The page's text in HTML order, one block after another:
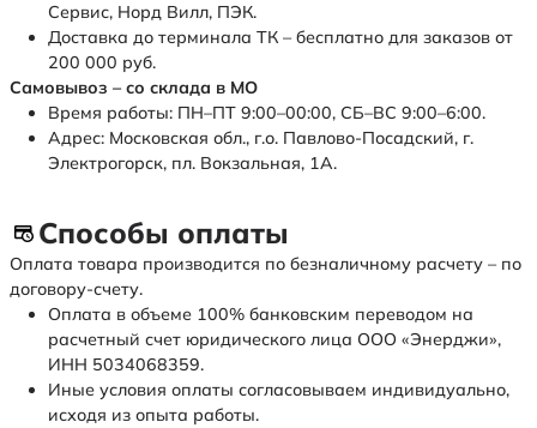
Сервис, Норд Вилл, ПЭК.
Доставка до терминала ТК – бесплатно для заказов от
200 000 руб.
Самовывоз – со склада в МО
Время работы: ПН–ПТ 9:00–00:00, СБ–ВС 9:00–6:00.
Адрес: Московская обл., г.о. Павлово-Посадский, г.
Электрогорск, пл. Вокзальная, 1А.
Способы оплаты
Оплата товара производится по безналичному расчету – по
договору-счету.
Оплата в объеме 100% банковским переводом на
расчетный счет юридического лица ООО «Энерджи»,
ИНН 5034068359.
Иные условия оплаты согласовываем индивидуально,
исходя из опыта работы.